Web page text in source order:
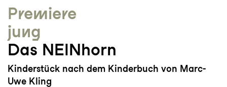
Premiere
jung
Das NEINhorn
Kinderstück nach dem Kinderbuch von Marc-
Uwe Kling